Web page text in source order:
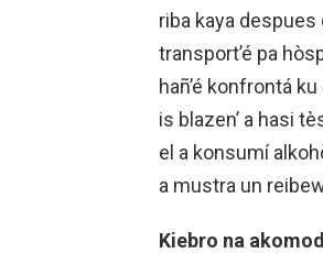
riba kaya despues
transport’é pa
hañ’é konfrontá
is blazen’ a hasi
el a konsumí
a mustra un
Kiebro na